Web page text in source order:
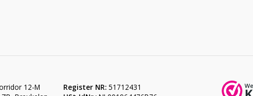
12-M
Register NR: 51712431